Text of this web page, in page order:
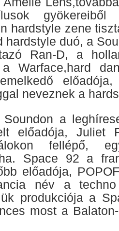
gyökereiből
hardstyle zene
hardstyle duó, a
Ran-D, a
a Warface,hard
neveznek a
a
előadója, Juliet
fellépő,
. Space 92 a
előadója,
név a
produkciója a
most a